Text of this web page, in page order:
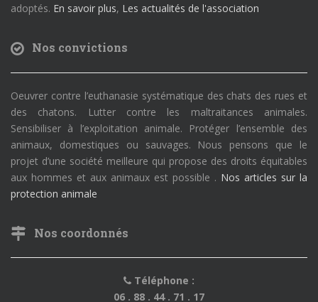
adoptés. En savoir plus, Les actualités de l'association
Nos convictions
Oeuvrer contre l’euthanasie systématique des chats des rues et
des chatons. Lutter contre les maltraitances animales.
Sensibiliser à l’exploitation animale. Protéger l’ensemble des
animaux, domestiques ou sauvages. Nous pensons que le
projet d’une société meilleure qui propose des droits équitables
aux hommes et aux animaux est possible . Nos articles sur la
protection animale
Nos coordonnés
Téléphone :
06 . 88 . 44 . 71 . 17